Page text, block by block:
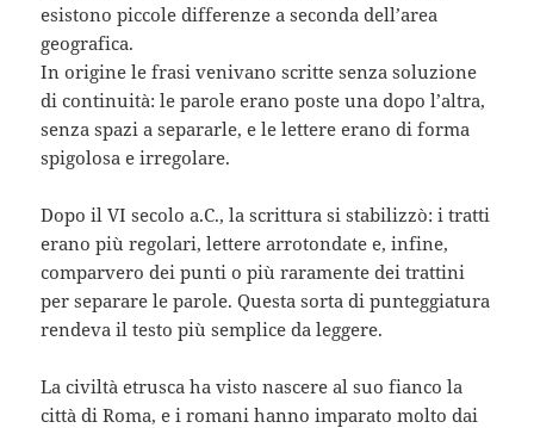
esistono piccole differenze a seconda dell’area
geografica.
In origine le frasi venivano scritte senza soluzione
di continuità: le parole erano poste una dopo l’altra,
senza spazi a separarle, e le lettere erano di forma
spigolosa e irregolare.
Dopo il VI secolo a.C., la scrittura si stabilizzò: i tratti
erano più regolari, lettere arrotondate e, infine,
comparvero dei punti o più raramente dei trattini
per separare le parole. Questa sorta di punteggiatura
rendeva il testo più semplice da leggere.
La civiltà etrusca ha visto nascere al suo fianco la
città di Roma, e i romani hanno imparato molto dai